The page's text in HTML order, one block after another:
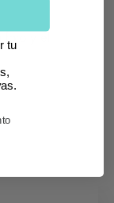
y el
tu